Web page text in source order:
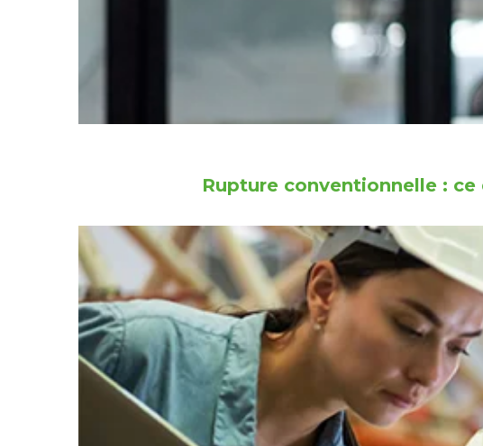
Rupture conventionnelle :